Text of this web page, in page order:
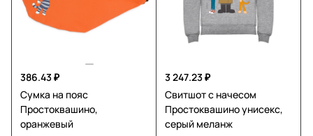
386.43 ₽
Сумка на пояс
Простоквашино,
оранжевый
3 247.23 ₽
Свитшот с начесом
Простоквашино унисекс,
серый меланж